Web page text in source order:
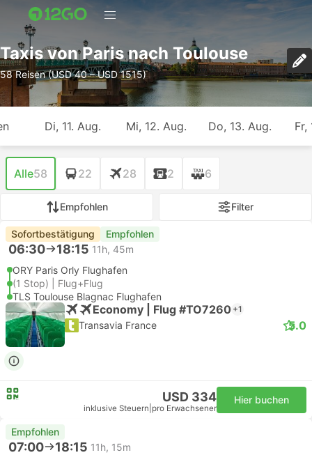
Taxis von Paris nach Toulouse
58 Reisen (USD 40 – USD 1515)
Di, 11. Aug. Mi, 12. Aug. Do, 13. Aug. Fr,
Alle58 22 28 2 6
Empfohlen Filter
Sofortbestätigung Empfohlen
06:30 18:15 11h, 45m
ORY Paris Orly Flughafen
(1 Stop) | Flug+Flug
TLS Toulouse Blagnac Flughafen
Economy | Flug #TO7260 +1
Transavia France 5.0
USD 334
inklusive Steuern pro Erwachsener
Hier buchen
Empfohlen
07:00 18:15 11h, 15m